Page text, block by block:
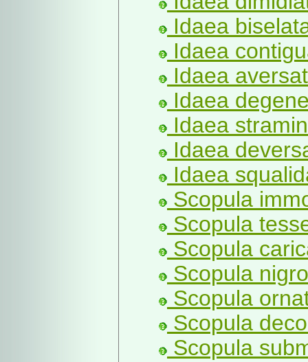
Idaea
Idaea
Idaea
Idaea
Idaea
Idaea
Idaea
Scopula
Scopula
Scopula
Scopula
Scopula
Scopula
Scopula